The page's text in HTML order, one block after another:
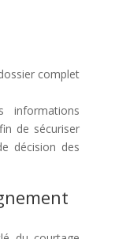
complet
informations
de sécuriser
décision des